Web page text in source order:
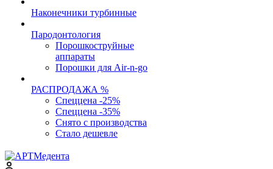
Наконечники турбинные
Пародонтология
Порошкоструйные
аппараты
Порошки для Air-n-go
РАСПРОДАЖА %
Спеццена -25%
Спеццена -35%
Снято с производства
Стало дешевле